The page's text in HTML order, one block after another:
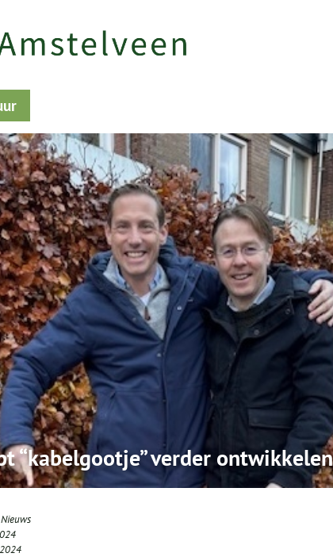
“kabelgootje” verder ontwikkelen
Nieuws